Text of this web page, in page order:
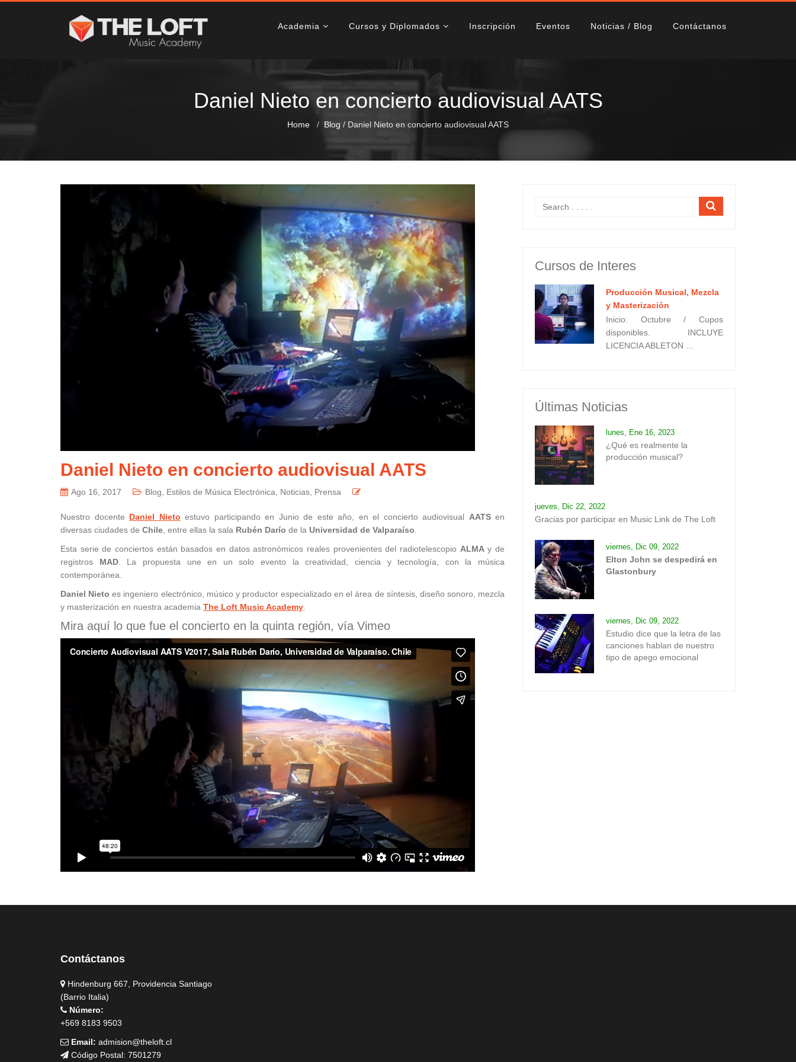
Academia Cursos y Diplomados Inscripción Eventos Noticias / Blog Contáctanos
Daniel Nieto en concierto audiovisual AATS
Home Blog / Daniel Nieto en concierto audiovisual AATS
Daniel Nieto en concierto audiovisual AATS
Ago 16, 2017 Blog Estilos de Música Electrónica Noticias Prensa
Nuestro docente Daniel Nieto estuvo participando en Junio de este año, en el concierto audiovisual AATSen
diversas ciudades de Chile , entre ellas la sala Rubén Darío de la Universidad de Valparaíso
Esta serie de conciertos están basados en datos astronómicos reales provenientes del radiotelescopio ALMAy de
registros MAD. La propuesta une en un solo evento la creatividad, ciencia y tecnología, con la música
contemporánea.
Daniel Nieto es ingeniero electrónico, músico y productor especializado en el área de síntesis, diseño sonoro, mezcla
y masterización en nuestra academia The Loft Music Academy
Mira aquí lo que fue el concierto en la quinta región, vía Vimeo
Cursos de Interes
Producción Musical, Mezcla
y Masterización
Inicio: Octubre / Cupos
disponibles. INCLUYE
LICENCIA ABLETON ...
Últimas Noticias
lunes, Ene 16, 2023
¿Qué es realmente la
producción musical?
jueves, Dic 22, 2022
Gracias por participar en Music Link de The Loft
viernes, Dic 09, 2022
Elton John se despedirá en
Glastonbury
viernes, Dic 09, 2022
Estudio dice que la letra de las
canciones hablan de nuestro
tipo de apego emocional
Contáctanos
Hindenburg 667, Providencia Santiago
(Barrio Italia)
Número:
+569 8183 9503
Email: admision@theloft.cl
Código Postal: 7501279